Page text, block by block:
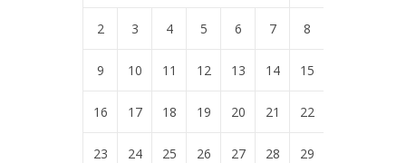
2 3 4 5 6 7 8
9 10 11 12 13 14 15
16 17 18 19 20 21 22
23 24 25 26 27 28 29